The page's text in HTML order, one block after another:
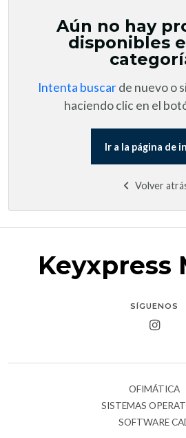
Aún no hay
disponibles
Intenta buscarde nuevo o
haciendo clic en el
Ir a la página de
Volver
Keyxpress
SÍGUENOS
OFIMÁTICA
SISTEMAS
SOFTWARE